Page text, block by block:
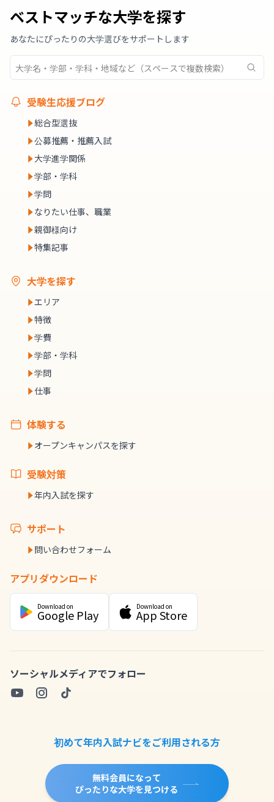
ベストマッチな大学を探す
あなたにぴったりの大学選びをサポートします
受験生応援ブログ
総合型選抜
公募推薦・推薦入試
大学進学関係
学部・学科
学問
なりたい仕事、職業
親御様向け
特集記事
大学を探す
エリア
特徴
学費
学部・学科
学問
仕事
体験する
オープンキャンパスを探す
受験対策
年内入試を探す
サポート
問い合わせフォーム
アプリダウンロード
Download on
Google Play
Download on
App Store
ソーシャルメディアでフォロー
初めて年内入試ナビをご利用される方
無料会員になって
ぴったりな大学を見つける